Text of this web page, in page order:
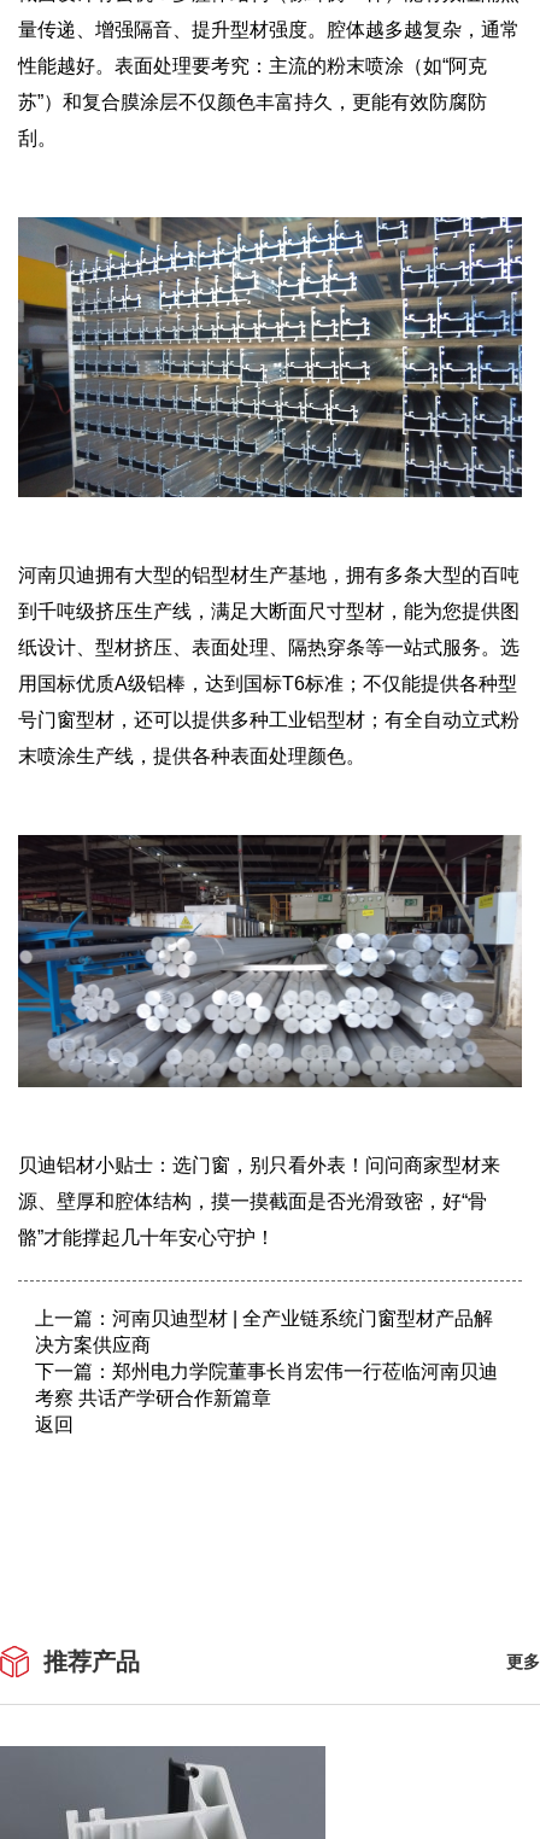
量传递、增强隔音、提升型材强度。腔体越多越复杂，通常
性能越好。表面处理要考究：主流的粉末喷涂（如“阿克
苏”）和复合膜涂层不仅颜色丰富持久，更能有效防腐防
刮。
河南贝迪拥有大型的铝型材生产基地，拥有多条大型的百吨
到千吨级挤压生产线，满足大断面尺寸型材，能为您提供图
纸设计、型材挤压、表面处理、隔热穿条等一站式服务。选
用国标优质A级铝棒，达到国标T6标准；不仅能提供各种型
号门窗型材，还可以提供多种工业铝型材；有全自动立式粉
末喷涂生产线，提供各种表面处理颜色。
贝迪铝材小贴士：选门窗，别只看外表！问问商家型材来
源、壁厚和腔体结构，摸一摸截面是否光滑致密，好“骨
骼”才能撑起几十年安心守护！
上一篇： 河南贝迪型材 | 全产业链系统门窗型材产品解
决方案供应商
下一篇： 郑州电力学院董事长肖宏伟一行莅临河南贝迪
考察 共话产学研合作新篇章
返回
推荐产品 更多